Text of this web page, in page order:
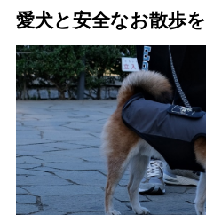
愛犬と安全なお散歩を